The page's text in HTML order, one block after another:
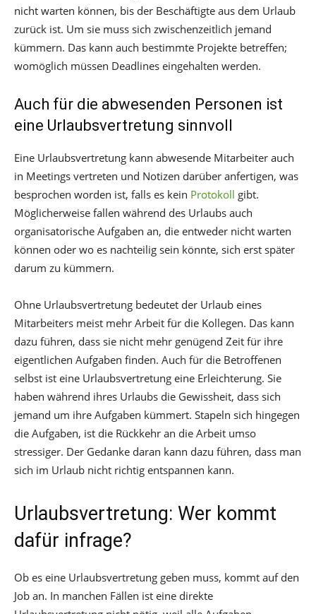
nicht warten können, bis der Beschäftigte aus dem Urlaub
zurück ist. Um sie muss sich zwischenzeitlich jemand
kümmern. Das kann auch bestimmte Projekte betreffen;
womöglich müssen Deadlines eingehalten werden.
Auch für die abwesenden Personen ist
eine Urlaubsvertretung sinnvoll
Eine Urlaubsvertretung kann abwesende Mitarbeiter auch
in Meetings vertreten und Notizen darüber anfertigen, was
besprochen worden ist, falls es kein Protokoll gibt.
Möglicherweise fallen während des Urlaubs auch
organisatorische Aufgaben an, die entweder nicht warten
können oder wo es nachteilig sein könnte, sich erst später
darum zu kümmern.
Ohne Urlaubsvertretung bedeutet der Urlaub eines
Mitarbeiters meist mehr Arbeit für die Kollegen. Das kann
dazu führen, dass sie nicht mehr genügend Zeit für ihre
eigentlichen Aufgaben finden. Auch für die Betroffenen
selbst ist eine Urlaubsvertretung eine Erleichterung. Sie
haben während ihres Urlaubs die Gewissheit, dass sich
jemand um ihre Aufgaben kümmert. Stapeln sich hingegen
die Aufgaben, ist die Rückkehr an die Arbeit umso
stressiger. Der Gedanke daran kann dazu führen, dass man
sich im Urlaub nicht richtig entspannen kann.
Urlaubsvertretung: Wer kommt
dafür infrage?
Ob es eine Urlaubsvertretung geben muss, kommt auf den
Job an. In manchen Fällen ist eine direkte